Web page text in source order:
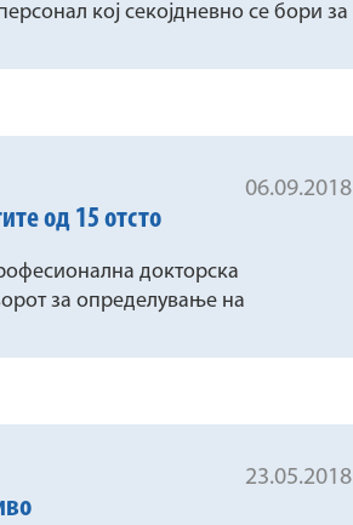
кој секојдневно се бори за
06.09.2018
од 15 отсто
докторска
за определување на
23.05.2018